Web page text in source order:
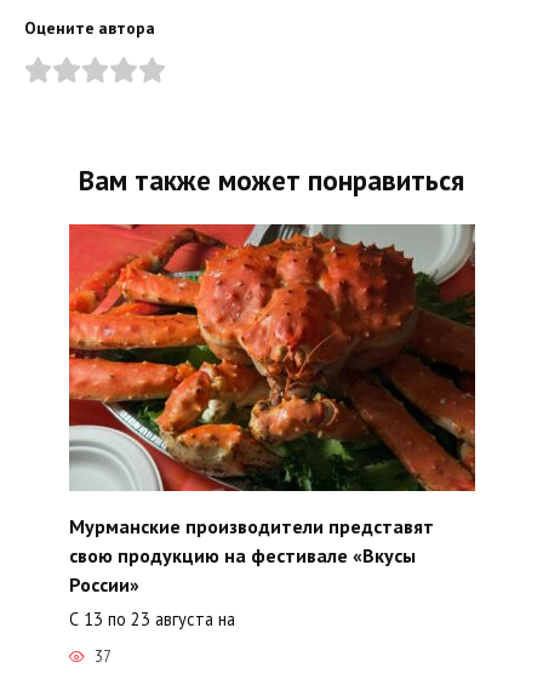
Оцените автора
Вам также может понравиться
Мурманские производители представят
свою продукцию на фестивале «Вкусы
России»
С 13 по 23 августа на
37